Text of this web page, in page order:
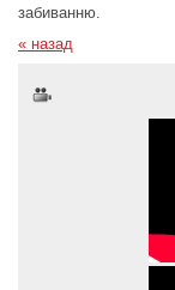
забиванню.
« назад